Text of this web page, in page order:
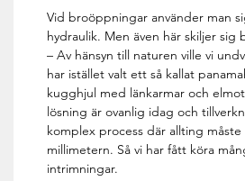
Vid broöppningar använder man
hydraulik. Men även här skiljer sig
– Av hänsyn till naturen ville vi
har istället valt ett så kallat
kugghjul med länkarmar och
lösning är ovanlig idag och
komplex process där allting måste
millimetern. Så vi har fått köra
intrimningar.